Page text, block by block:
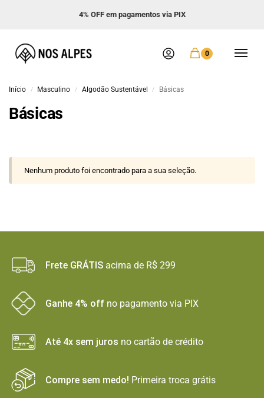
4% OFF em pagamentos via PIX
0
Início / Masculino / Algodão Sustentável / Básicas
Básicas
Nenhum produto foi encontrado para a sua seleção.
Frete GRÁTIS acima de R$ 299
Ganhe 4% off no pagamento via PIX
Até 4x sem juros no cartão de crédito
Compre sem medo! Primeira troca grátis